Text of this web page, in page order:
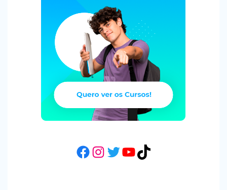
Facebook
Instagram
Twitter
YouTube
TikTok